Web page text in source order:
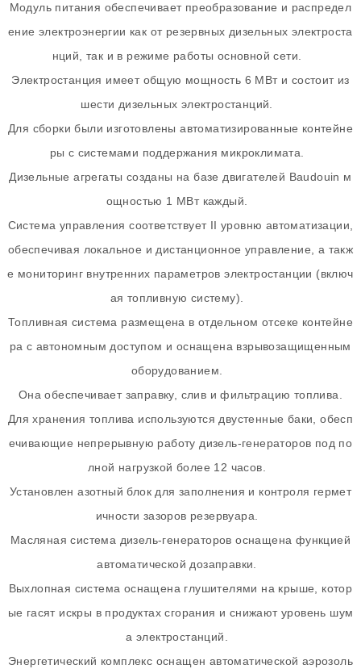
Модуль питания обеспечивает преобразование и распредел
ение электроэнергии как от резервных дизельных электроста
нций, так и в режиме работы основной сети.
Электростанция имеет общую мощность 6 МВт и состоит из
шести дизельных электростанций.
Для сборки были изготовлены автоматизированные контейне
ры с системами поддержания микроклимата.
Дизельные агрегаты созданы на базе двигателей Baudouin м
ощностью 1 МВт каждый.
Система управления соответствует II уровню автоматизации,
обеспечивая локальное и дистанционное управление, а такж
е мониторинг внутренних параметров электростанции (включ
ая топливную систему).
Топливная система размещена в отдельном отсеке контейне
ра с автономным доступом и оснащена взрывозащищенным
оборудованием.
Она обеспечивает заправку, слив и фильтрацию топлива.
Для хранения топлива используются двустенные баки, обесп
ечивающие непрерывную работу дизель-генераторов под по
лной нагрузкой более 12 часов.
Установлен азотный блок для заполнения и контроля гермет
ичности зазоров резервуара.
Масляная система дизель-генераторов оснащена функцией
автоматической дозаправки.
Выхлопная система оснащена глушителями на крыше, котор
ые гасят искры в продуктах сгорания и снижают уровень шум
а электростанций.
Энергетический комплекс оснащен автоматической аэрозоль